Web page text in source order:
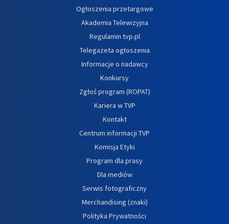
Ogłoszenia przetargowe
Akademia Telewizyjna
Regulamin tvp.pl
Telegazeta ogłoszenia
Informacje o nadawcy
Konkursy
Zgłoś program (ROPAT)
Kariera w TVP
Kontakt
Centrum informacji TVP
Komisja Etyki
Program dla prasy
Dla mediów
Serwis fotograficzny
Merchandising (znaki)
Polityka Prywatności